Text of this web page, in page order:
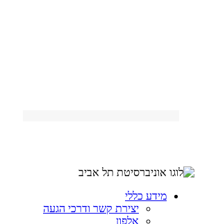
מידע כללי
יצירת קשר ודרכי הגעה
אלפון